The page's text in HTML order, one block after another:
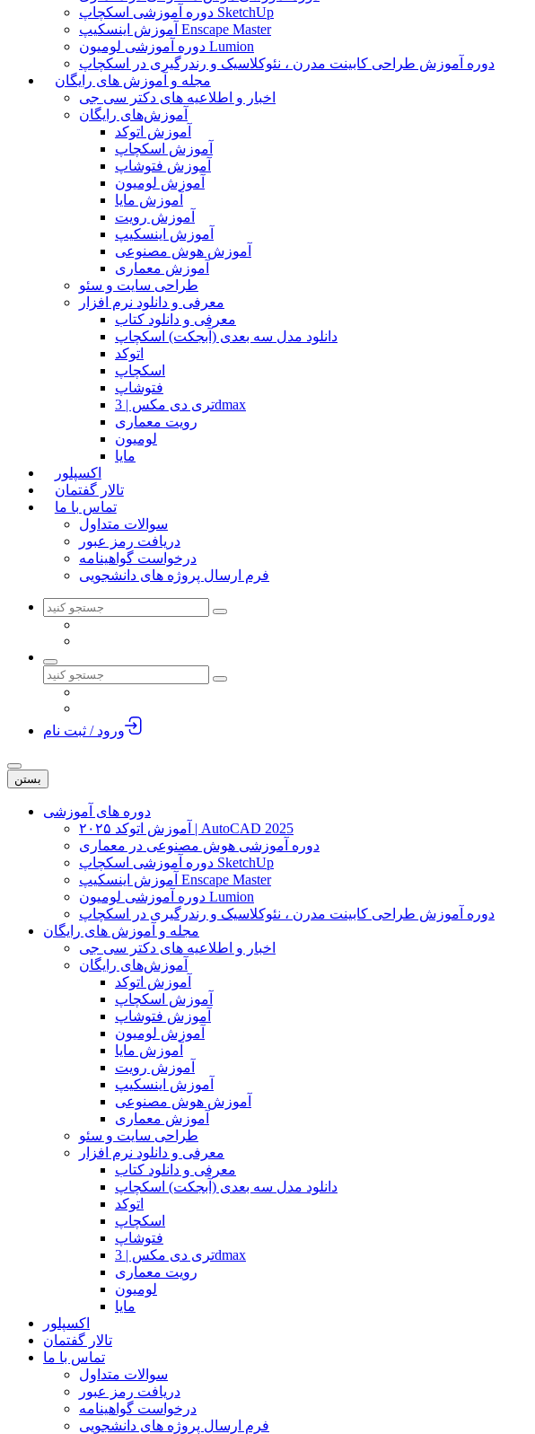
دوره آموزشی اسکچاپ SketchUp
آموزش اینسکیپ Enscape Master
دوره آموزشی لومیون Lumion
دوره آموزش طراحی کابینت مدرن ، نئوکلاسیک و رندرگیری در اسکچاپ
مجله و آموزش های رایگان
اخبار و اطلاعیه های دکتر سی جی
آموزش‌های رایگان
آموزش اتوکد
آموزش اسکچاپ
آموزش فتوشاپ
آموزش لومیون
آموزش مایا
آموزش رویت
آموزش اینسکیپ
آموزش هوش مصنوعی
آموزش معماری
طراحی سایت و سئو
معرفی و دانلود نرم افزار
معرفی و دانلود کتاب
دانلود مدل سه بعدی (آبجکت) اسکچاپ
اتوکد
اسکچاپ
فتوشاپ
تری دی مکس | 3dmax
رویت معماری
لومیون
مایا
اکسپلور
تالار گفتمان
تماس با ما
سوالات متداول
دریافت رمز عبور
درخواست گواهینامه
فرم ارسال پروژه های دانشجویی
ورود / ثبت نام
بستن
دوره های آموزشی
آموزش اتوکد ۲۰۲۵ | AutoCAD 2025
دوره آموزشی هوش مصنوعی در معماری
دوره آموزشی اسکچاپ SketchUp
آموزش اینسکیپ Enscape Master
دوره آموزشی لومیون Lumion
دوره آموزش طراحی کابینت مدرن ، نئوکلاسیک و رندرگیری در اسکچاپ
مجله و آموزش های رایگان
اخبار و اطلاعیه های دکتر سی جی
آموزش‌های رایگان
آموزش اتوکد
آموزش اسکچاپ
آموزش فتوشاپ
آموزش لومیون
آموزش مایا
آموزش رویت
آموزش اینسکیپ
آموزش هوش مصنوعی
آموزش معماری
طراحی سایت و سئو
معرفی و دانلود نرم افزار
معرفی و دانلود کتاب
دانلود مدل سه بعدی (آبجکت) اسکچاپ
اتوکد
اسکچاپ
فتوشاپ
تری دی مکس | 3dmax
رویت معماری
لومیون
مایا
اکسپلور
تالار گفتمان
تماس با ما
سوالات متداول
دریافت رمز عبور
درخواست گواهینامه
فرم ارسال پروژه های دانشجویی